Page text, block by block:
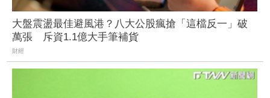
大盤震盪最佳避風港？八大公股瘋搶「這檔反一」破
萬張 斥資1.1億大手筆補貨
財經